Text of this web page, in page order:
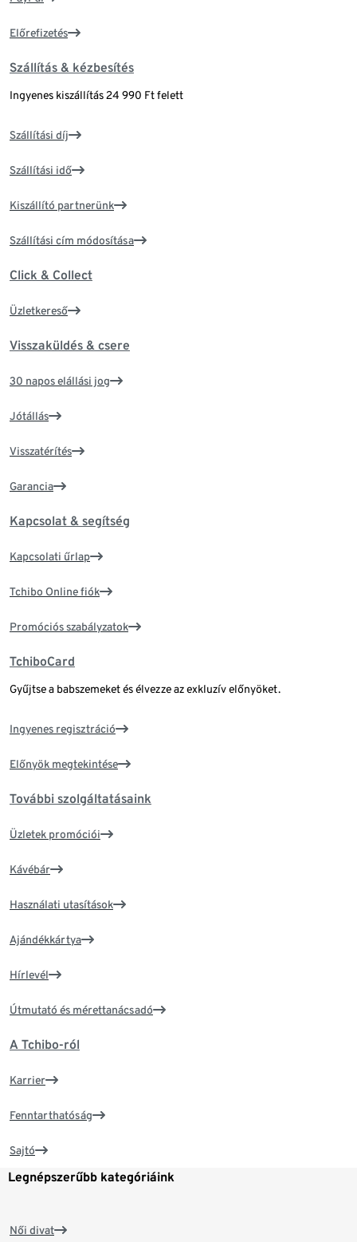
Előrefizetés
Szállítás & kézbesítés
Ingyenes kiszállítás 24 990 Ft felett
Szállítási díj
Szállítási idő
Kiszállító partnerünk
Szállítási cím módosítása
Click & Collect
Üzletkereső
Visszaküldés & csere
30 napos elállási jog
Jótállás
Visszatérítés
Garancia
Kapcsolat & segítség
Kapcsolati űrlap
Tchibo Online fiók
Promóciós szabályzatok
TchiboCard
Gyűjtse a babszemeket és élvezze az exkluzív előnyöket.
Ingyenes regisztráció
Előnyök megtekintése
További szolgáltatásaink
Üzletek promóciói
Kávébár
Használati utasítások
Ajándékkártya
Hírlevél
Útmutató és mérettanácsadó
A Tchibo-ról
Karrier
Fenntarthatóság
Sajtó
Legnépszerűbb kategóriáink
Női divat